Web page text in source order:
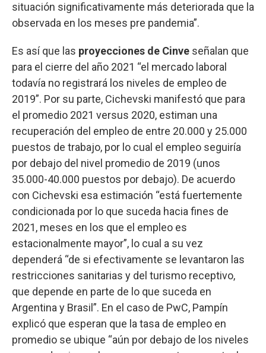
situación significativamente más deteriorada que la
observada en los meses pre pandemia”.
Es así que las proyecciones de Cinve señalan que
para el cierre del año 2021 “el mercado laboral
todavía no registrará los niveles de empleo de
2019”. Por su parte, Cichevski manifestó que para
el promedio 2021 versus 2020, estiman una
recuperación del empleo de entre 20.000 y 25.000
puestos de trabajo, por lo cual el empleo seguiría
por debajo del nivel promedio de 2019 (unos
35.000-40.000 puestos por debajo). De acuerdo
con Cichevski esa estimación “está fuertemente
condicionada por lo que suceda hacia fines de
2021, meses en los que el empleo es
estacionalmente mayor”, lo cual a su vez
dependerá “de si efectivamente se levantaron las
restricciones sanitarias y del turismo receptivo,
que depende en parte de lo que suceda en
Argentina y Brasil”. En el caso de PwC, Pampín
explicó que esperan que la tasa de empleo en
promedio se ubique “aún por debajo de los niveles